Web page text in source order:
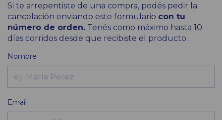
Si te arrepentiste de una compra, podés pedir la
cancelación enviando este formulario con tu
número de orden. Tenés como máximo hasta 10
días corridos desde que recibiste el producto.
Nombre
Email